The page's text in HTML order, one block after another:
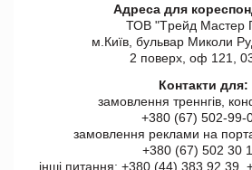
Адреса для
ТОВ "Tрейд Мастер
м.Київ, бульвар Миколи
2 поверх, оф 121,
Контакти для:
замовлення треннгів,
+380 (67) 502-99-
замовлення реклами на
+380 (67) 502 30
інші питання: +380 (44) 383 92 39,